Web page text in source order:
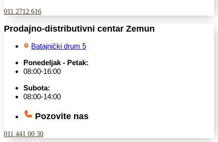
011 2712 616
Prodajno-distributivni centar Zemun
Batajnički drum 5
Ponedeljak - Petak:
08:00-16:00
Subota:
08:00-14:00
Pozovite nas
011 441 00 30